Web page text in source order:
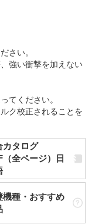
さい。
強い衝撃を加えない
てください。
ク校正されることを
カタログ
（全ページ）日
機種・おすすめ